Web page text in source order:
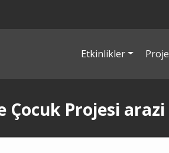
Etkinlikler
Çocuk Projesi